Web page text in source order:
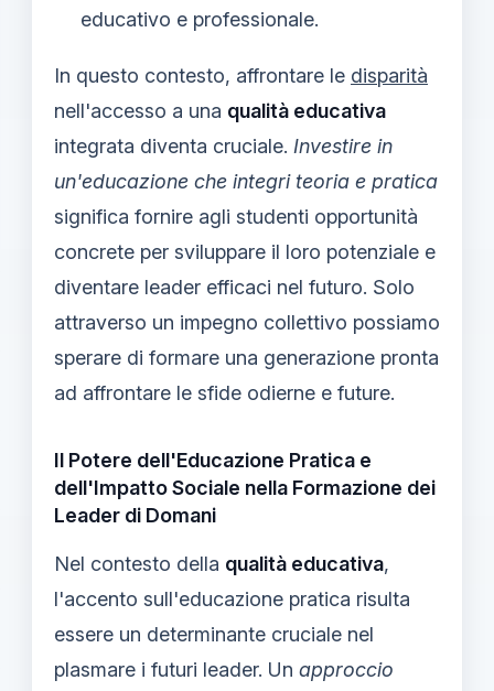
educativo e professionale.
In questo contesto, affrontare le disparità
nell'accesso a una qualità educativa
integrata diventa cruciale. Investire in
un'educazione che integri teoria e pratica
significa fornire agli studenti opportunità
concrete per sviluppare il loro potenziale e
diventare leader efficaci nel futuro. Solo
attraverso un impegno collettivo possiamo
sperare di formare una generazione pronta
ad affrontare le sfide odierne e future.
Il Potere dell'Educazione Pratica e
dell'Impatto Sociale nella Formazione dei
Leader di Domani
Nel contesto della qualità educativa,
l'accento sull'educazione pratica risulta
essere un determinante cruciale nel
plasmare i futuri leader. Un approccio